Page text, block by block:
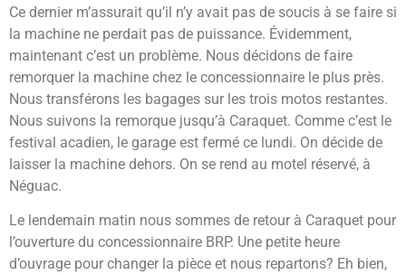
Ce dernier m’assurait qu’il n’y avait pas de soucis à se faire si
la machine ne perdait pas de puissance. Évidemment,
maintenant c’est un problème. Nous décidons de faire
remorquer la machine chez le concessionnaire le plus près.
Nous transférons les bagages sur les trois motos restantes.
Nous suivons la remorque jusqu’à Caraquet. Comme c’est le
festival acadien, le garage est fermé ce lundi. On décide de
laisser la machine dehors. On se rend au motel réservé, à
Néguac.
Le lendemain matin nous sommes de retour à Caraquet pour
l’ouverture du concessionnaire BRP. Une petite heure
d’ouvrage pour changer la pièce et nous repartons? Eh bien,